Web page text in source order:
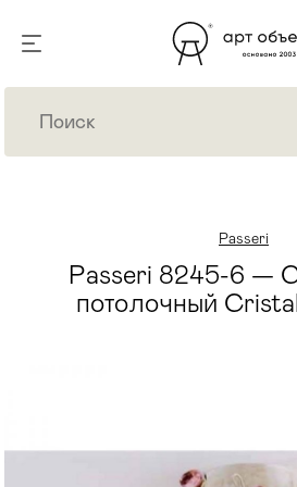
Passeri
Passeri 8245-6 —
потолочный